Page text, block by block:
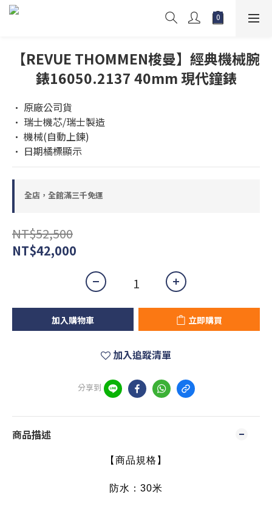
【REVUE THOMMEN梭曼】經典機械腕
錶16050.2137 40mm 現代鐘錶
• 原廠公司貨
• 瑞士機芯/瑞士製造
• 機械(自動上鍊)
• 日期橘標顯示
全店，全館滿三千免運
NT$52,500
NT$42,000
加入購物車 立即購買
加入追蹤清單
分享到
商品描述
【商品規格】
防水 ：30米